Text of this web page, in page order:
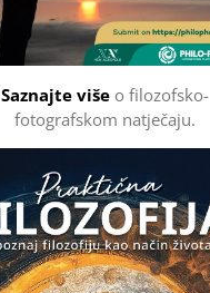
Saznajte višeo filozofsko-
fotografskom natječaju.